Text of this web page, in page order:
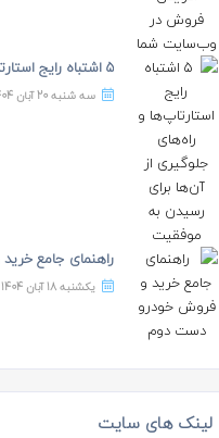
سه شنبه 20 آبان 1404
یکشنبه 18 آبان 1404
لینک های سایت